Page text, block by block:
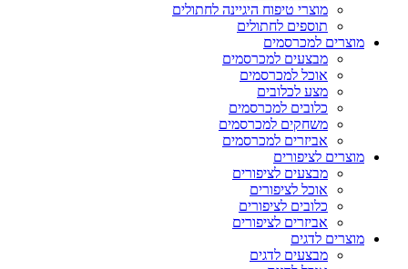
מוצרי טיפוח היגיינה לחתולים
תוספים לחתולים
מוצרים למכרסמים
מבצעים למכרסמים
אוכל למכרסמים
מצע לכלובים
כלובים למכרסמים
משחקים למכרסמים
אביזרים למכרסמים
מוצרים לציפורים
מבצעים לציפורים
אוכל לציפורים
כלובים לציפורים
אביזרים לציפורים
מוצרים לדגים
מבצעים לדגים